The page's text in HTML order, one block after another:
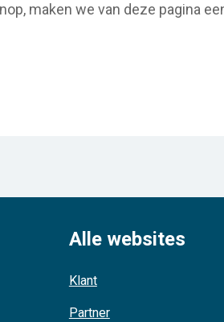
maken we van deze pagina
Alle websites
Klant
Partner